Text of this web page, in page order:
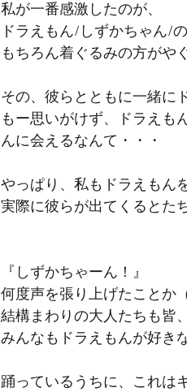
私が一番感激したのが、
ドラえもん/しずかちゃん/
もちろん着ぐるみの方がや
その、彼らとともに一緒に
もー思いがけず、ドラえも
んに会えるなんて・・・
やっぱり、私もドラえもん
実際に彼らが出てくるとた
『しずかちゃーん！』
何度声を張り上げたことか
結構まわりの大人たちも皆
みんなもドラえもんが好き
踊っているうちに、これは